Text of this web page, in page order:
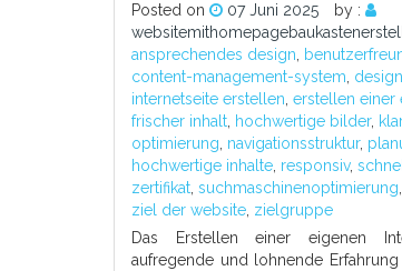
Posted on 07 Juni 2025
by :
ansprechendes design
content-management-system
internetseite erstellen erstellen einer
frischer inhalt hochwertige bilder,
optimierung navigationsstruktur,
hochwertige inhalte responsiv,
zertifikat suchmaschinenoptimierung
ziel der website zielgruppe
Das Erstellen einer eigenen
aufregende und lohnende